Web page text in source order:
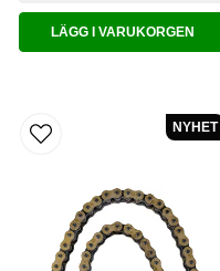
LÄGG I VARUKORGEN
NYHET